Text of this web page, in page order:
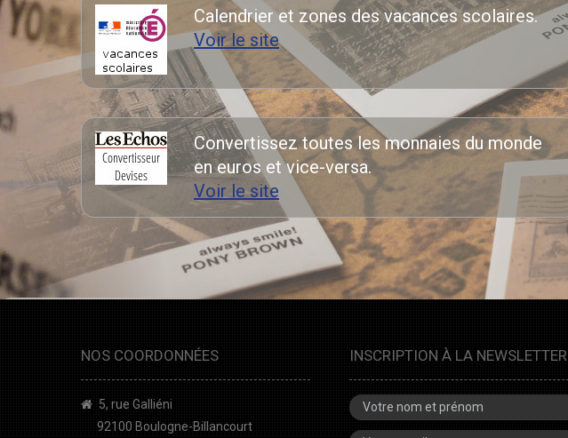
Calendrier et zones des vacances scolaires.
Voir le site
Convertissez toutes les monnaies du monde
en euros et vice-versa.
Voir le site
NOS COORDONNÉES
5, rue Galliéni
92100 Boulogne-Billancourt
INSCRIPTION À LA NEWSLETTER